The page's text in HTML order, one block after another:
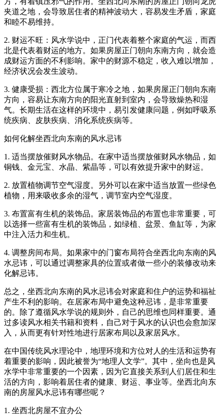
夹道之地，会导致居住者的精神波动大，容易发生矛盾，家庭
和睦不易维持。
2. 财运不旺：风水学说中，正门代表着整个家庭的气运，而西
北是代表着财运的地方。如果房屋正门朝向东南方向，就会造
成财运方面的不利影响。家中的财源不稳定，收入难以增加，
经济状况会发生波动。
3. 健康受损：西北方位属于寒冷之地，如果房屋正门朝向东南
方向，容易让东南方向的阳光直射到室内，会导致燥热和湿
气。长期生活在这样的环境中，易引发健康问题，例如呼吸系
统疾病、皮肤疾病、消化系统疾病等。
如何化解坐西北向东南的风水忌讳
1. 适当摆放催财风水物品。在家中适当摆放催财风水物品，如
铜钱、金元宝、水晶、紫晶等，可以有效提升家中的财运。
2. 放置植物调节空气湿度。另外可以在家中适当放置一些绿色
植物，用来吸收多余的湿气，调节室内空气湿度。
3. 布置富有生机的装饰品。家居装饰品的布置也非常重要，可
以选择一些富有生机的装饰品，如绿植、盆景、鱼缸等，为家
中注入活力和生机。
4. 调整房间布局。如果家中的门窗布局符合坐西北向东南的风
水忌讳，可以通过调整家具的位置或者做一些小的装修改动来
化解忌讳。
总之，坐西北向东南的风水忌讳会对家庭和住户的运势和福祉
产生不利的影响。在居家布局中避免这种忌讳，是非常重要
的。除了遵循风水学说的规则外，自己的思维也同样重要。通
过多读风水相关书籍和资料，自己对于风水的认识也会愈加深
入，从而更有针对性地进行居家布局以及家居风水。
在中国传统风水理论中，地理环境和方位对人的生活和运势有
着重要的影响，因此被誉为“地理人文学”。其中，坐向也是风
水学中非常重要的一个因素，因为它直接关系到人们居住和生
活的方向，影响着居住者的健康、财运、事业等。坐西北向东
南的房屋风水忌讳有哪些呢？
1. 坐西北房屋不宜办公